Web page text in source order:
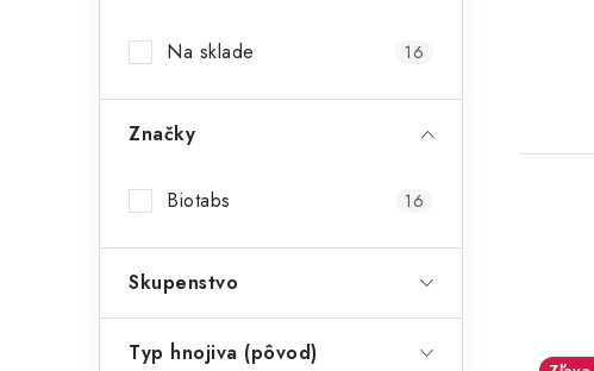
n
Na sklade 16
Značky
Biotabs 16
Skupenstvo
Typ hnojiva (pôvod)